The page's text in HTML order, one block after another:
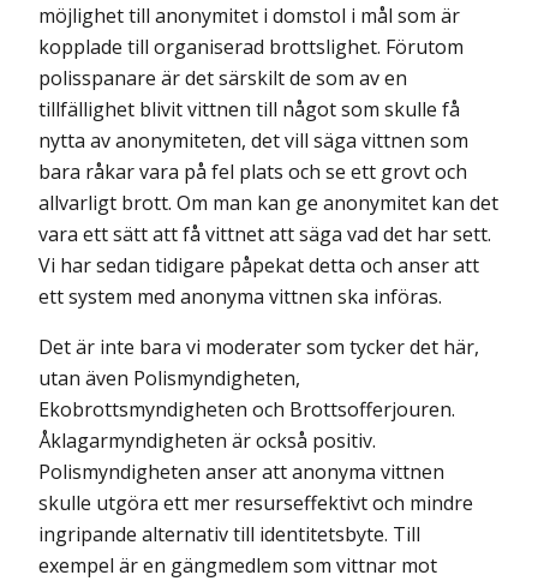
möjlighet till anonymi­tet i domstol i mål som är
kopplade till organiserad brottslighet. Förutom
polisspanare är det särskilt de som av en
tillfällighet blivit vittnen till något som skulle få
nytta av anonymiteten, det vill säga vittnen som
bara råkar vara på fel plats och se ett grovt och
allvarligt brott. Om man kan ge anony­mitet kan det
vara ett sätt att få vittnet att säga vad det har sett.
Vi har sedan tidigare påpekat detta och anser att
ett system med anonyma vittnen ska införas.
Det är inte bara vi moderater som tycker det här,
utan även Polismyndigheten,
Ekobrottsmyndigheten och Brottsofferjouren.
Åklagarmyndigheten är också positiv.
Polismyndigheten anser att anonyma vittnen
skulle utgöra ett mer resurseffektivt och mindre
ingripande alternativ till identitetsbyte. Till
exempel är en gängmedlem som vittnar mot